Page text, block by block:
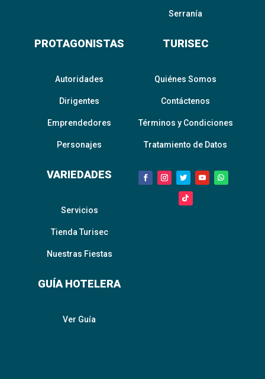
Serranía
PROTAGONISTAS
Autoridades
Dirigentes
Emprendedores
Personajes
VARIEDADES
Servicios
Tienda Turisec
Nuestras Fiestas
GUÍA HOTELERA
Ver Guía
TURISEC
Quiénes Somos
Contáctenos
Términos y Condiciones
Tratamiento de Datos